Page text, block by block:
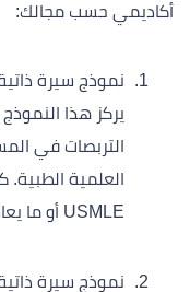
أكاديمي حسب مجالك:
نموذج سيرة
يركز هذا النموذج
التربصات في
العلمية الطبية.
USMLE أو ما يعادلها.
نموذج سيرة